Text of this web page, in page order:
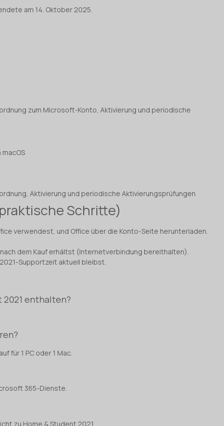
am 14. Oktober 2025.
zum Microsoft-Konto, Aktivierung und periodische
Aktivierung und periodische Aktivierungsprüfungen
Schritte)
verwendest, und Office über die Konto-Seite herunterladen.
dem Kauf erhältst (Internetverbindung bereithalten).
Supportzeit aktuell bleibst.
2021 enthalten?
für 1 PC oder 1 Mac.
365-Dienste.
zu Home & Student 2021.